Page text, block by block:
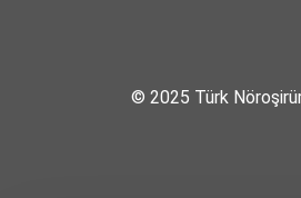
© 2025 Türk